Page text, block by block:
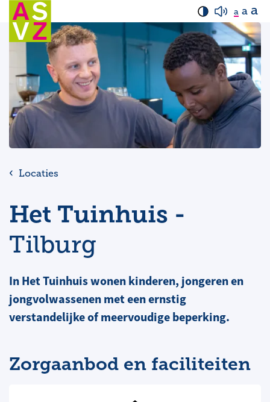
a a a
Locaties
Het Tuinhuis -
Tilburg
In Het Tuinhuis wonen kinderen, jongeren en
jongvolwassenen met een ernstig
verstandelijke of meervoudige beperking.
Zorgaanbod en faciliteiten